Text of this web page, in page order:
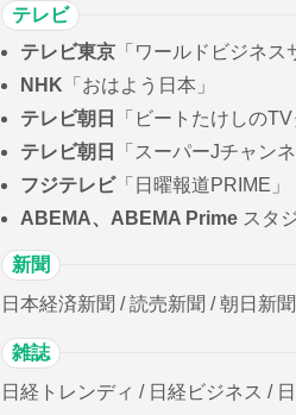
テレビ
テレビ東京 「ワールドビジネス
NHK 「おはよう日本」
テレビ朝日
「ビートたけしのTV
テレビ朝日
「スーパーJチャンネ
フジテレビ「日曜報道PRIME」
ABEMA、ABEMA Prime スタ
新聞
日本経済新聞 / 読売新聞 / 朝日新
雑誌
日経トレンディ / 日経ビジネス /